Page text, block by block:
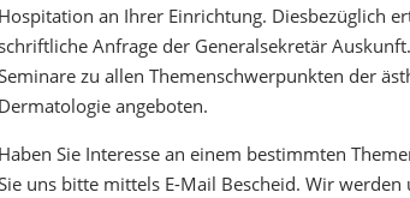
Hospitation an Ihrer Einrichtung. Diesbezüglich
Anfrage der Generalsekretär
zu allen Themenschwerpunkten der
Dermatologie angeboten.
Haben Sie Interesse an einem bestimmten
uns bitte mittels E-Mail Bescheid. Wir werden